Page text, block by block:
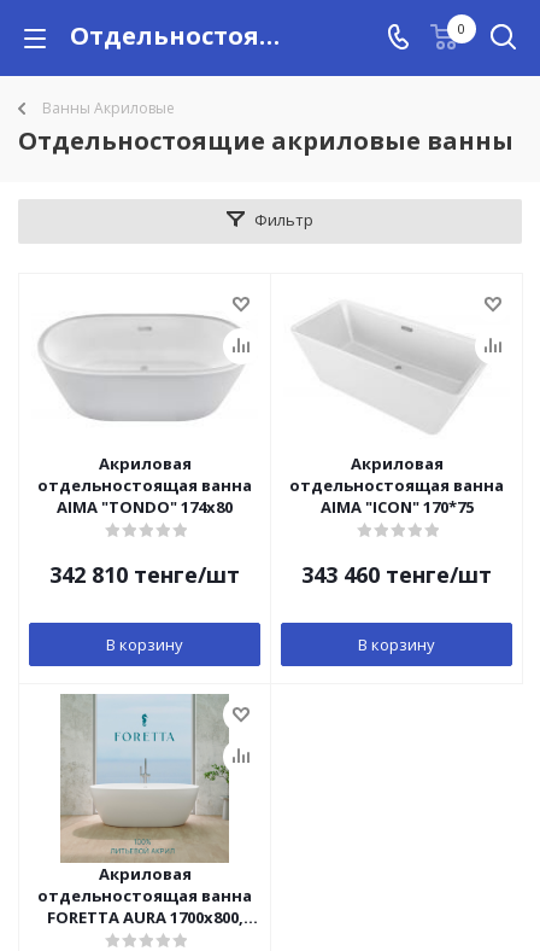
Отдельностоящие акриловые ванны купить в Алматы с доставкой по Казахстану, цены 0
Ванны Акриловые
Отдельностоящие акриловые ванны
Фильтр
Акриловая
отдельностоящая ванна
AIMA "TONDO" 174x80
342 810 тенге/шт
В корзину
Акриловая
отдельностоящая ванна
AIMA "ICON" 170*75
343 460 тенге/шт
В корзину
Акриловая
отдельностоящая ванна
FORETTA AURA 1700x800,
FOR170.080